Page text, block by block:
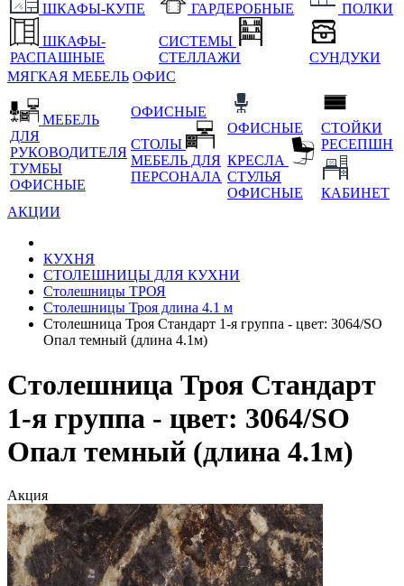
ШКАФЫ-КУПЕ
ШКАФЫ-
РАСПАШНЫЕ
ГАРДЕРОБНЫЕ
СИСТЕМЫ
СТЕЛЛАЖИ
ПОЛКИ
СУНДУКИ
МЯГКАЯ МЕБЕЛЬ ОФИС
МЕБЕЛЬ
ДЛЯ
РУКОВОДИТЕЛЯ
ТУМБЫ
ОФИСНЫЕ
ОФИСНЫЕ
СТОЛЫ
МЕБЕЛЬ ДЛЯ
ПЕРСОНАЛА
ОФИСНЫЕ
КРЕСЛА
СТУЛЬЯ
ОФИСНЫЕ
СТОЙКИ
РЕСЕПШН
КАБИНЕТ
АКЦИИ
КУХНЯ
СТОЛЕШНИЦЫ ДЛЯ КУХНИ
Столешницы ТРОЯ
Столешницы Троя длина 4.1 м
Столешница Троя Стандарт 1-я группа - цвет: 3064/SO
Опал темный (длина 4.1м)
Столешница Троя Стандарт
1-я группа - цвет: 3064/SO
Опал темный (длина 4.1м)
Акция